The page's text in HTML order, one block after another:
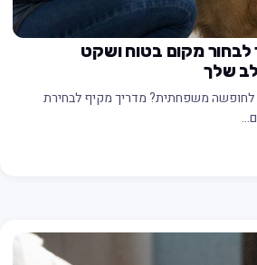
לבחור מקום בטוח ושקט
שלך
לחופשה משפחתית? מדריך מקיף לבחירת